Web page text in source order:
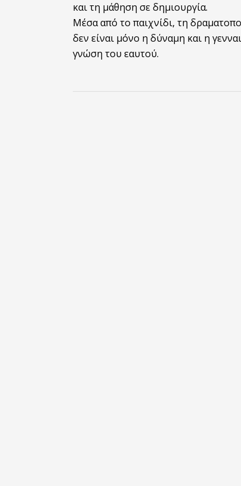
και τη μάθηση σε δημιουργία.
Μέσα από το παιχνίδι, τη
δεν είναι μόνο η δύναμη και η
γνώση του εαυτού.